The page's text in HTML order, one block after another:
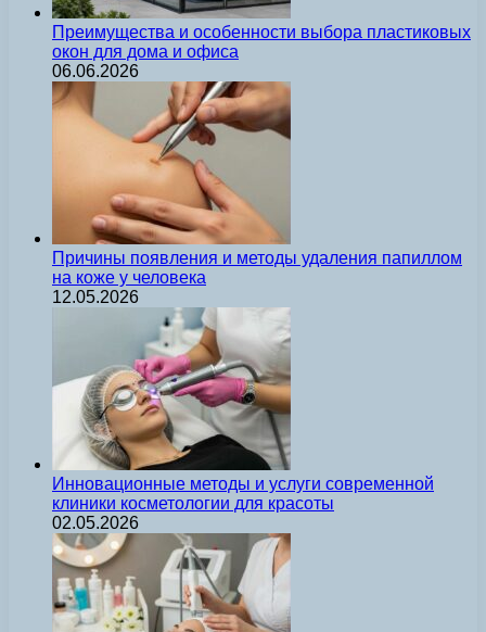
Преимущества и особенности выбора пластиковых
окон для дома и офиса
06.06.2026
Причины появления и методы удаления папиллом
на коже у человека
12.05.2026
Инновационные методы и услуги современной
клиники косметологии для красоты
02.05.2026